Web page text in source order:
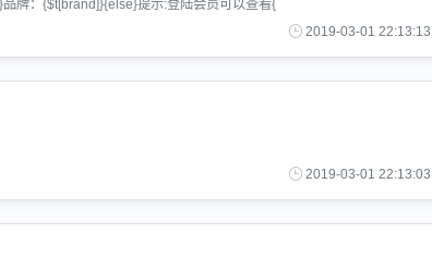
牌：{$t[brand]}{else}提示:登陆会员可以查看{
2019-03-01 22:13:13
2019-03-01 22:13:03